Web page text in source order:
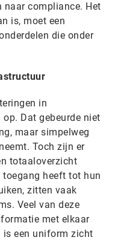
naar compliance. Het
is, moet een
die onder
in
Dat gebeurde niet
maar simpelweg
Toch zijn er
totaaloverzicht
heeft tot hun
zitten vaak
Veel van deze
met elkaar
is een uniform zicht